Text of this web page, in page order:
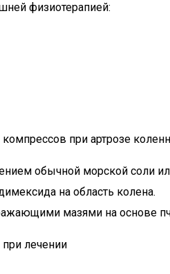
физиотерапией:
при артрозе
обычной морской соли
на область колена.
мазями на основе
лечении